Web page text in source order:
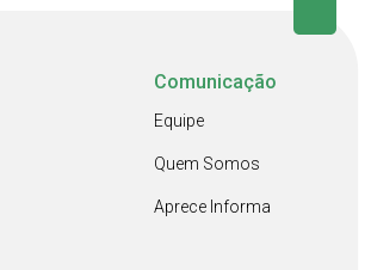
Comunicação
Equipe
Quem Somos
Aprece Informa